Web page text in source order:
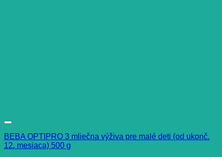
BEBA OPTIPRO 3 mliečna výživa pre malé deti (od ukonč.
12. mesiaca) 500 g